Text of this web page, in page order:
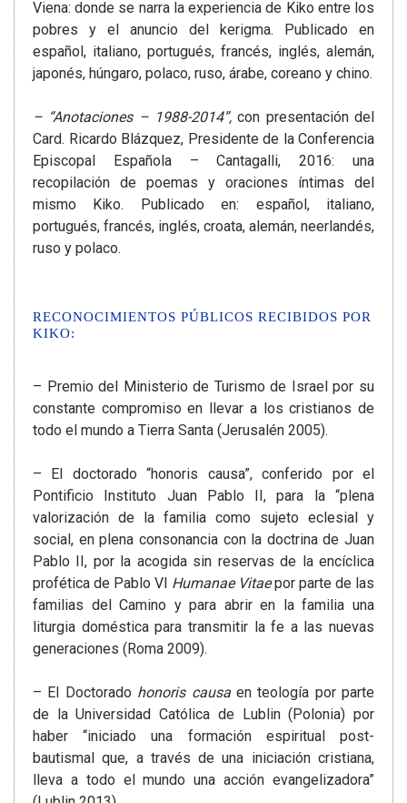
Viena: donde se narra la experiencia de Kiko entre los
pobres y el anuncio del kerigma. Publicado en
español, italiano, portugués, francés, inglés, alemán,
japonés, húngaro, polaco, ruso, árabe, coreano y chino.
– “Anotaciones – 1988-2014”,con presentación del
Card. Ricardo Blázquez, Presidente de la Conferencia
Episcopal Española – Cantagalli, 2016: una
recopilación de poemas y oraciones íntimas del
mismo Kiko. Publicado en: español, italiano,
portugués, francés, inglés, croata, alemán, neerlandés,
ruso y polaco.
RECONOCIMIENTOS PÚBLICOS RECIBIDOS POR
KIKO:
– Premio del Ministerio de Turismo de Israel por su
constante compromiso en llevar a los cristianos de
todo el mundo a Tierra Santa (Jerusalén 2005).
– El doctorado “honoris causa”, conferido por el
Pontificio Instituto Juan Pablo II, para la “plena
valorización de la familia como sujeto eclesial y
social, en plena consonancia con la doctrina de Juan
Pablo II, por la acogida sin reservas de la encíclica
profética de Pablo VI Humanae Vitaepor parte de las
familias del Camino y para abrir en la familia una
liturgia doméstica para transmitir la fe a las nuevas
generaciones (Roma 2009).
– El Doctorado honoris causaen teología por parte
de la Universidad Católica de Lublin (Polonia) por
haber “iniciado una formación espiritual post-
bautismal que, a través de una iniciación cristiana,
lleva a todo el mundo una acción evangelizadora”